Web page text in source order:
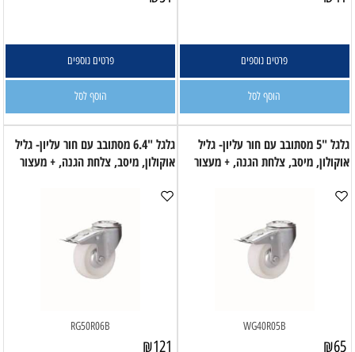
פרטים נוספים
הוסף לסל
פרטים נוספים
הוסף לסל
גלגל "5 מסתובב עם חור עליון- גליל
אוקולון, מיסב, צלחת הגנה, + מעצור
WG40R05B
₪65
גלגל "6.4 מסתובב עם חור עליון- גליל
אוקולון, מיסב, צלחת הגנה, + מעצור
RG50R06B
₪121